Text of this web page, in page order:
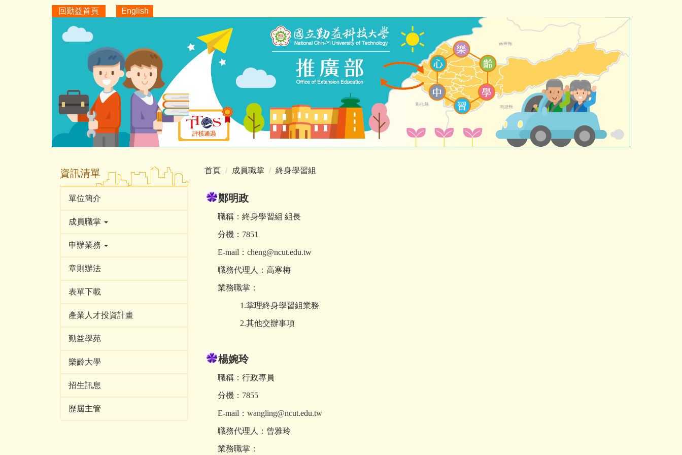
回勤益首頁 English
資訊清單
單位簡介
成員職掌
申辦業務
章則辦法
表單下載
產業人才投資計畫
勤益學苑
樂齡大學
招生訊息
歷屆主管
首頁 成員職掌 終身學習組
鄭明政
職稱：終身學習組 組長
分機：7851
E-mail： cheng@ncut.edu.tw
職務代理人：高寒梅
業務職掌：
1.掌理終身學習組業務
2.其他交辦事項
楊婉玲
職稱：行政專員
分機：7855
E-mail： wangling@ncut.edu.tw
職務代理人：曾雅玲
業務職掌：